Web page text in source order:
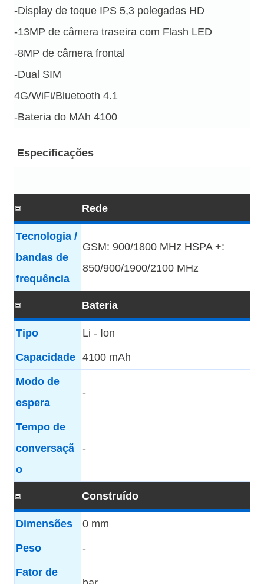
-Display de toque IPS 5,3 polegadas HD
-13MP de câmera traseira com Flash LED
-8MP de câmera frontal
-Dual SIM
4G/WiFi/Bluetooth 4.1
-Bateria do MAh 4100
Especificações
Rede
Tecnologia /
bandas de
frequência
GSM: 900/1800 MHz HSPA +:
850/900/1900/2100 MHz
Bateria
Tipo Li - Ion
Capacidade 4100 mAh
Modo de
espera
-
Tempo de
conversaçã
o
-
Construído
Dimensões 0 mm
Peso -
Fator de